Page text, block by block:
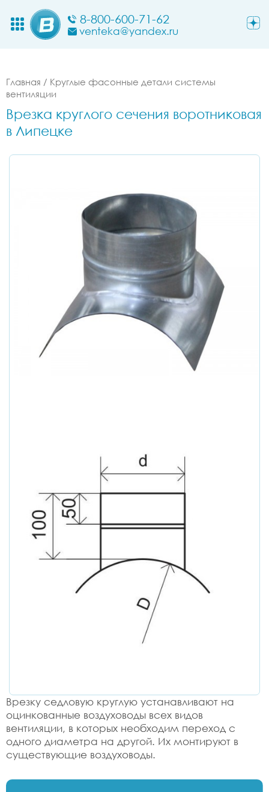
8-800-600-71-62
venteka@yandex.ru
Главная / Круглые фасонные детали системы
вентиляции
Врезка круглого сечения воротниковая
в Липецке
Врезку седловую круглую устанавливают на
оцинкованные воздуховоды всех видов
вентиляции, в которых необходим переход с
одного диаметра на другой. Их монтируют в
существующие воздуховоды.